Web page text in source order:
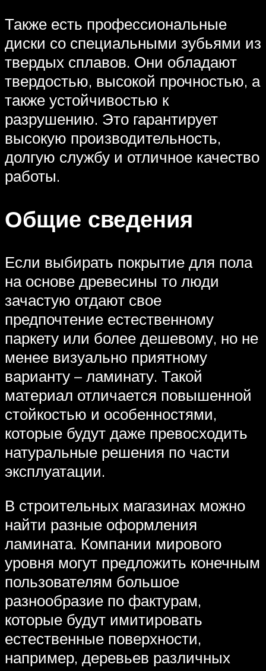
Также есть профессиональные
диски со специальными зубьями из
твердых сплавов. Они обладают
твердостью, высокой прочностью, а
также устойчивостью к
разрушению. Это гарантирует
высокую производительность,
долгую службу и отличное качество
работы.
Общие сведения
Если выбирать покрытие для пола
на основе древесины то люди
зачастую отдают свое
предпочтение естественному
паркету или более дешевому, но не
менее визуально приятному
варианту – ламинату. Такой
материал отличается повышенной
стойкостью и особенностями,
которые будут даже превосходить
натуральные решения по части
эксплуатации.
В строительных магазинах можно
найти разные оформления
ламината. Компании мирового
уровня могут предложить конечным
пользователям большое
разнообразие по фактурам,
которые будут имитировать
естественные поверхности,
например, деревьев различных